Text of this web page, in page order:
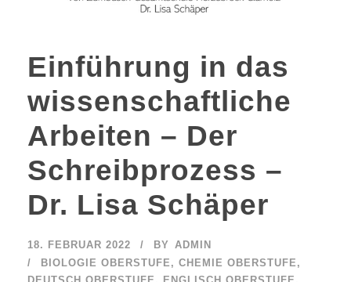
Einführung in das
wissenschaftliche
Arbeiten – Der
Schreibprozess –
Dr. Lisa Schäper
18. FEBRUAR 2022 BY
ADMIN
BIOLOGIE OBERSTUFE , CHEMIE OBERSTUFE ,